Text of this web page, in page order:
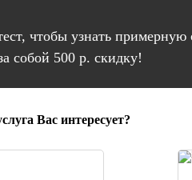
чтобы узнать примерную
собой 500 р. скидку!
Вас интересует?